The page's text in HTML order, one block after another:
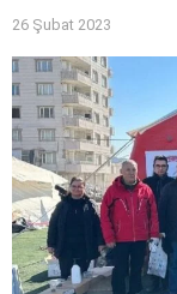
26 Şubat 2023